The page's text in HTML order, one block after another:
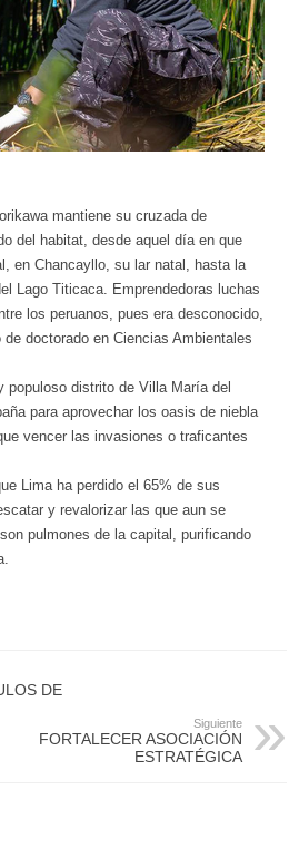
mantiene su cruzada de
del habitat, desde aquel día en que
en Chancayllo, su lar natal, hasta la
Lago Titicaca. Emprendedoras luchas
los peruanos, pues era desconocido,
doctorado en Ciencias Ambientales
populoso distrito de Villa María del
para aprovechar los oasis de niebla
vencer las invasiones o traficantes
Lima ha perdido el 65% de sus
y revalorizar las que aun se
pulmones de la capital, purificando
DE
Siguiente
FORTALECER ASOCIACIÓN
ESTRATÉGICA